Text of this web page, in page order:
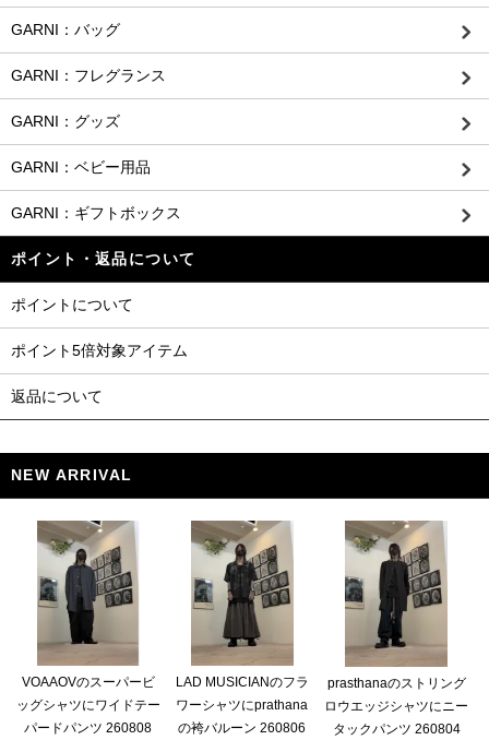
GARNI：バッグ
GARNI：フレグランス
GARNI：グッズ
GARNI：ベビー用品
GARNI：ギフトボックス
ポイント・返品について
ポイントについて
ポイント5倍対象アイテム
返品について
NEW ARRIVAL
VOAAOVのスーパービ
ッグシャツにワイドテー
パードパンツ 260808
LAD MUSICIANのフラ
ワーシャツにprathana
の袴バルーン 260806
prasthanaのストリング
ロウエッジシャツにニー
タックパンツ 260804